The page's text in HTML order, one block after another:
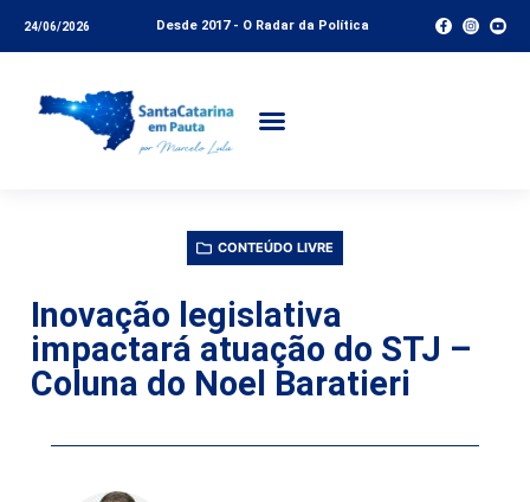
24/06/2026 Desde 2017 - O Radar da Política
CONTEÚDO LIVRE
Inovação legislativa
impactará atuação do STJ –
Coluna do Noel Baratieri